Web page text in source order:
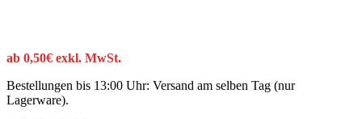
ab 0,50€ exkl. MwSt.
Bestellungen bis 13:00 Uhr: Versand am selben Tag (nur
Lagerware).